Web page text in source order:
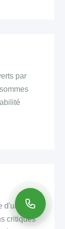
par
d'urgence
critiques